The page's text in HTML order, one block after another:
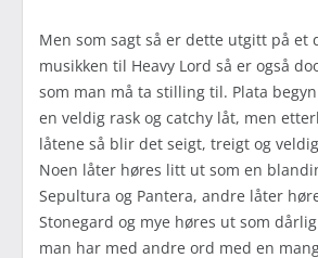
Men som sagt så er dette utgitt på et
musikken til Heavy Lord så er også
som man må ta stilling til. Plata
en veldig rask og catchy låt, men
låtene så blir det seigt, treigt og
Noen låter høres litt ut som en
Sepultura og Pantera, andre låter
Stonegard og mye høres ut som
man har med andre ord med en